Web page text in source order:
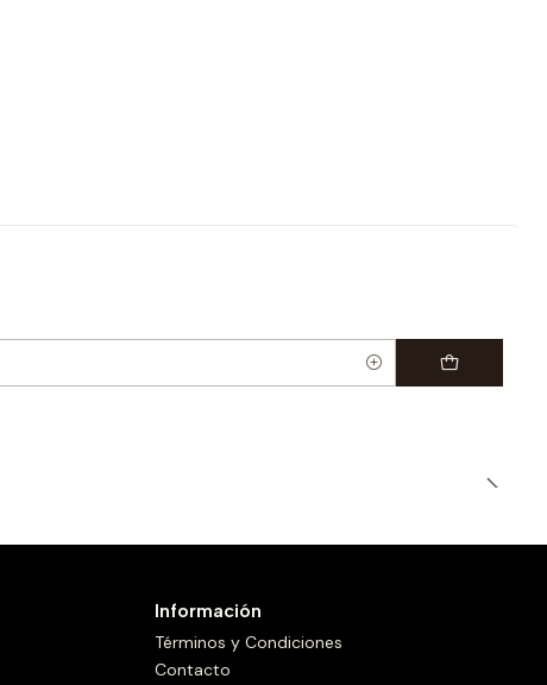
Información
Términos y Condiciones
Contacto